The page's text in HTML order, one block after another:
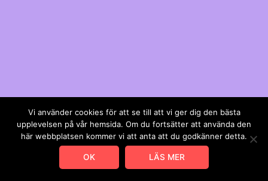
Vi använder cookies för att se till att vi ger dig den bästa
upplevelsen på vår hemsida. Om du fortsätter att använda den
här webbplatsen kommer vi att anta att du godkänner detta.
OK LÄS MER